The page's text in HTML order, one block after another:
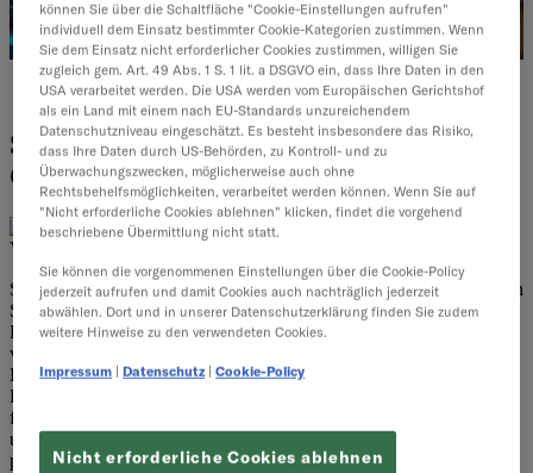
Einführung & Projekte
SAP GROW Fast erklärt: Einstieg in
Cloud-ERP
Von
SAP GROW Fast ist das Angebot für den beschleunigten Einstieg in
SAP Cloud ERP (vormals SAP S/4HANA Cloud, Public Edition).
Das Konzept basiert auf einem vordefinierten Scope,
vorkonfigurierten Templates und einer standardisierten
Einführungsmethodik. Mittelstand Heute ordnet gemeinsam mit
Dennis Häußler, Director Presales Cloud ERP von All for One ein,
für welche Ausgangssituationen SAP GROW Fast geeignet ist –
und wann SAP GROW als Einführungs- und Ausbaupfad besser
passt.
können Sie über die Schaltfläche "Cookie-Einstellungen aufrufen"
individuell dem Einsatz bestimmter Cookie-Kategorien zustimmen. Wenn
Sie dem Einsatz nicht erforderlicher Cookies zustimmen, willigen Sie
zugleich gem. Art. 49 Abs. 1 S. 1 lit. a DSGVO ein, dass Ihre Daten in den
USA verarbeitet werden. Die USA werden vom Europäischen Gerichtshof
als ein Land mit einem nach EU-Standards unzureichendem
Datenschutzniveau eingeschätzt. Es besteht insbesondere das Risiko,
dass Ihre Daten durch US-Behörden, zu Kontroll- und zu
Überwachungszwecken, möglicherweise auch ohne
Rechtsbehelfsmöglichkeiten, verarbeitet werden können. Wenn Sie auf
"Nicht erforderliche Cookies ablehnen" klicken, findet die vorgehend
beschriebene Übermittlung nicht statt.
Sie können die vorgenommenen Einstellungen über die Cookie-Policy
jederzeit aufrufen und damit Cookies auch nachträglich jederzeit
abwählen. Dort und in unserer Datenschutzerklärung finden Sie zudem
weitere Hinweise zu den verwendeten Cookies.
Impressum |Datenschutz|Cookie-Policy
Nicht erforderliche Cookies ablehnen